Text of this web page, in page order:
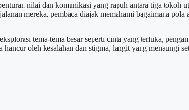
nilai dan komunikasi yang rapuh antara tiga tokoh
mereka, pembaca diajak memahami bagaimana
tema-tema besar seperti cinta yang terluka,
oleh kesalahan dan stigma, langit yang menaungi